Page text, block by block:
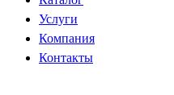
Услуги
Компания
Контакты